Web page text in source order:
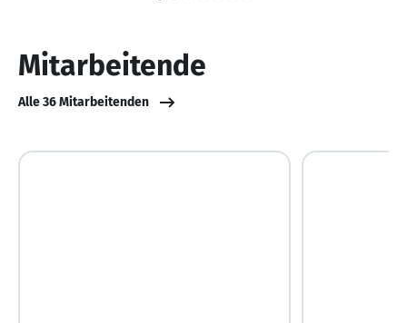
Mitarbeitende
Alle 36 Mitarbeitenden